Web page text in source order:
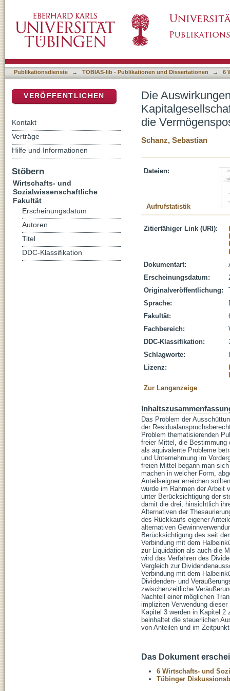
Halbeinkünfteverfahrens - auf die
Publikationsdienste → TOBIAS-lib - Publikationen und Dissertationen → 6
Die
die
Schanz, Sebastian
Dateien:
Aufrufstatistik
Zitierfähiger Link (URI):
Dokumentart:
Erscheinungsdatum:
Originalveröffentlichung:
Sprache:
Fakultät:
Fachbereich:
DDC-Klassifikation:
Schlagworte:
Lizenz:
Zur Langanzeige
Das Problem der
der
Problem thematisierenden
freier Mittel, die Bestimmung
als äquivalente Probleme
und Unternehmung im
freien Mittel begann man
machen in welcher Form,
Anteilseigner erreichen
wurde im Rahmen der Arbeit
unter Berücksichtigung der
damit die drei, hinsichtlich
Alternativen der
des Rückkaufs eigener
alternativen
Berücksichtigung des seit
Verbindung mit dem
zur Liquidation als auch die
wird das Verfahren des
Vergleich zur
Verbindung mit dem
Dividenden- und
zwischenzeitliche
Nachteil einer möglichen
impliziten Verwendung
Kapitel 3 werden in Kapitel 2
beinhaltet die steuerlichen
von Anteilen und im
Das Dokument
6 Wirtschafts- und
Tübinger
VERÖFFENTLICHEN
Kontakt
Verträge
Hilfe und Informationen
Stöbern
Wirtschafts- und
Sozialwissenschaftliche
Fakultät
Erscheinungsdatum
Autoren
Titel
DDC-Klassifikation